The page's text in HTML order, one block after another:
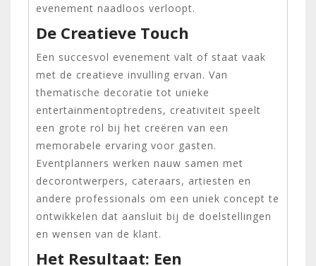
evenement naadloos verloopt.
De Creatieve Touch
Een succesvol evenement valt of staat vaak
met de creatieve invulling ervan. Van
thematische decoratie tot unieke
entertainmentoptredens, creativiteit speelt
een grote rol bij het creëren van een
memorabele ervaring voor gasten.
Eventplanners werken nauw samen met
decorontwerpers, cateraars, artiesten en
andere professionals om een uniek concept te
ontwikkelen dat aansluit bij de doelstellingen
en wensen van de klant.
Het Resultaat: Een